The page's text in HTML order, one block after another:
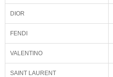
DIOR
FENDI
VALENTINO
SAINT LAURENT